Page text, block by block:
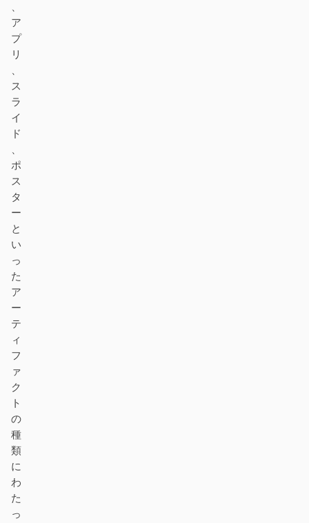
、
ア
プ
リ
、
ス
ラ
イ
ド
、
ポ
ス
タ
ー
と
い
っ
た
ア
ー
テ
ィ
フ
ァ
ク
ト
の
種
類
に
わ
た
っ